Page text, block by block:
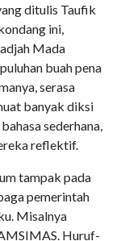
ditulis Taufik
ini,
Mada
buah pena
serasa
banyak diksi
sederhana,
reflektif.
tampak pada
pemerintah
Misalnya
Huruf-